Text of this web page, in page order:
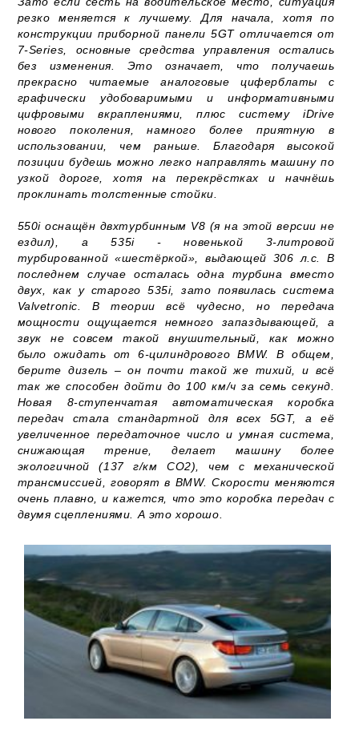
резко меняется к лучшему. Для начала, хотя по
конструкции приборной панели 5GT отличается от
7-Series, основные средства управления остались
без изменения. Это означает, что получаешь
прекрасно читаемые аналоговые циферблаты с
графически удобоваримыми и информативными
цифровыми вкраплениями, плюс систему iDrive
нового поколения, намного более приятную в
использовании, чем раньше. Благодаря высокой
позиции будешь можно легко направлять машину по
узкой дороге, хотя на перекрёстках и начнёшь
проклинать толстенные стойки.
550i оснащён двхтурбинным V8 (я на этой версии не
ездил), а 535i - новенькой 3-литровой
турбированной «шестёркой», выдающей 306 л.с. В
последнем случае осталась одна турбина вместо
двух, как у старого 535i, зато появилась система
Valvetronic. В теории всё чудесно, но передача
мощности ощущается немного запаздывающей, а
звук не совсем такой внушительный, как можно
было ожидать от 6-цилиндрового BMW. В общем,
берите дизель – он почти такой же тихий, и всё
так же способен дойти до 100 км/ч за семь секунд.
Новая 8-ступенчатая автоматическая коробка
передач стала стандартной для всех 5GT, а её
увеличенное передаточное число и умная система,
снижающая трение, делает машину более
экологичной (137 г/км CO2), чем с механической
трансмиссией, говорят в BMW. Скорости меняются
очень плавно, и кажется, что это коробка передач с
двумя сцеплениями. А это хорошо.